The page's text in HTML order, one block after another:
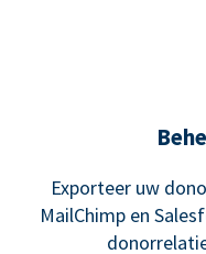
Exporteer uw
MailChimp en